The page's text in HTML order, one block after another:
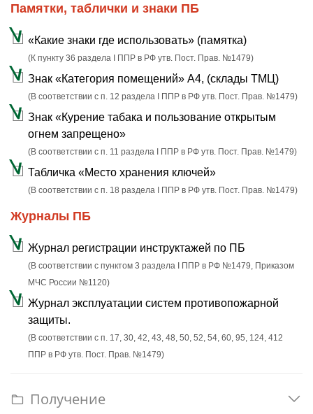
Памятки, таблички и знаки ПБ
«Какие знаки где использовать» (памятка)
(К пункту 36 раздела I ППР в РФ утв. Пост. Прав. №1479)
Знак «Категория помещений» А4, (склады ТМЦ)
(В соответствии с п. 12 раздела I ППР в РФ утв. Пост. Прав. №1479)
Знак «Курение табака и пользование открытым
огнем запрещено»
(В соответствии с п. 11 раздела I ППР в РФ утв. Пост. Прав. №1479)
Табличка «Место хранения ключей»
(В соответствии с п. 18 раздела I ППР в РФ утв. Пост. Прав. №1479)
Журналы ПБ
Журнал регистрации инструктажей по ПБ
(В соответствии с пунктом 3 раздела I ППР в РФ №1479, Приказом
МЧС России №1120)
Журнал эксплуатации систем противопожарной
защиты.
(В соответствии с п. 17, 30, 42, 43, 48, 50, 52, 54, 60, 95, 124, 412
ППР в РФ утв. Пост. Прав. №1479)
Получение